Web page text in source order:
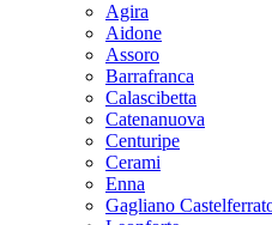
Agira
Aidone
Assoro
Barrafranca
Calascibetta
Catenanuova
Centuripe
Cerami
Enna
Gagliano